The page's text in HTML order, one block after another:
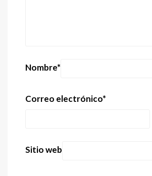
Nombre*
Correo electrónico*
Sitio web